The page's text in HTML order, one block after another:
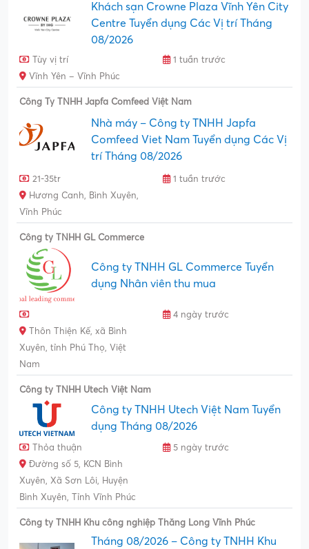
Khách sạn Crowne Plaza Vĩnh Yên City
Centre Tuyển dụng Các Vị trí Tháng
08/2026
Tùy vị trí
1 tuần trước
Vĩnh Yên – Vĩnh Phúc
Công Ty TNHH Japfa Comfeed Việt Nam
Nhà máy – Công ty TNHH Japfa
Comfeed Viet Nam Tuyển dụng Các Vị
trí Tháng 08/2026
21-35tr
1 tuần trước
Hương Canh, Bình Xuyên,
Vĩnh Phúc
Công ty TNHH GL Commerce
Công ty TNHH GL Commerce Tuyển
dụng Nhân viên thu mua
4 ngày trước
Thôn Thiện Kế, xã Bình
Xuyên, tỉnh Phú Thọ, Việt
Nam
Công ty TNHH Utech Việt Nam
Công ty TNHH Utech Việt Nam Tuyển
dụng Tháng 08/2026
Thỏa thuận
5 ngày trước
Đường số 5, KCN Bình
Xuyên, Xã Sơn Lôi, Huyện
Bình Xuyên, Tỉnh Vĩnh Phúc
Công ty TNHH Khu công nghiệp Thăng Long Vĩnh Phúc
Tháng 08/2026 – Công ty TNHH Khu